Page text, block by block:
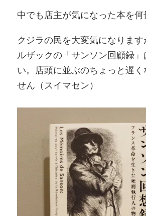
中でも店主が気になった本を何
クジラの民を大変気になりま
ルザックの「サンソン回顧録
い。店頭に並ぶのちょっと遅く
せん（スイマセン）